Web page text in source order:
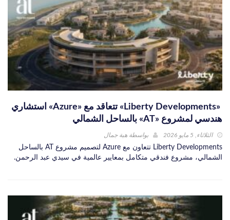
«Liberty Developments» تتعاقد مع «Azure» استشاري
هندسي لمشروع «AT» بالساحل الشمالي
الثلاثاء, 5 مايو 2026 بواسطة هبة جمال
Liberty Developments تتعاون مع Azure لتصميم مشروع AT بالساحل
الشمالي، مشروع فندقي متكامل بمعايير عالمية في سيدي عبد الرحمن.